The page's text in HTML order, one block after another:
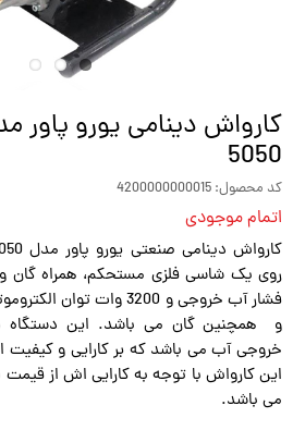
5050
کد محصول: 4200000000015
اتمام موجودی
فشار آب خروجی و 3200 وات
و همچنین گان می باشد. این دستگاه
خروجی آب می باشد که بر کارایی و
این کارواش با توجه به کارایی اش از قیمت
می باشد.